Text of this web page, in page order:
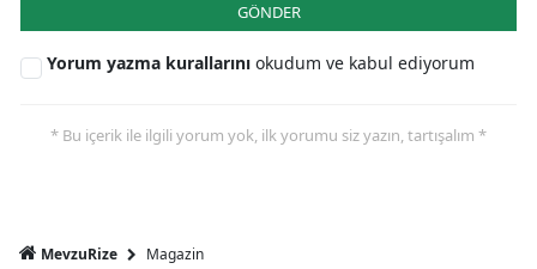
GÖNDER
Yorum yazma kurallarını okudum ve kabul ediyorum
* Bu içerik ile ilgili yorum yok, ilk yorumu siz yazın, tartışalım *
MevzuRize Magazin